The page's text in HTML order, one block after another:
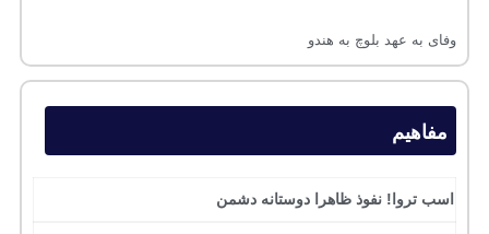
وفای به عهد بلوچ به هندو
مفاهیم
اسب تروا! نفوذ ظاهرا دوستانه دشمن